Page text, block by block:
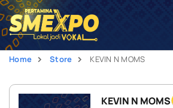
Home Store KEVIN N MOMS
KEVIN N MOMS